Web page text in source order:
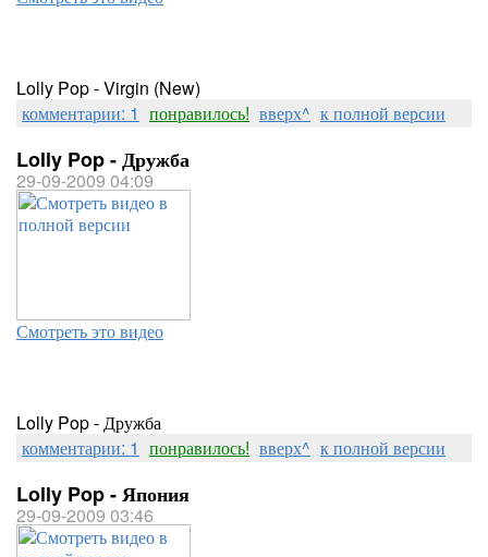
Lolly Pop - Virgin (New)
комментарии: 1 понравилось! вверх^ к полной версии
Lolly Pop - Дружба
29-09-2009 04:09
Смотреть это видео
Lolly Pop - Дружба
комментарии: 1 понравилось! вверх^ к полной версии
Lolly Pop - Япония
29-09-2009 03:46